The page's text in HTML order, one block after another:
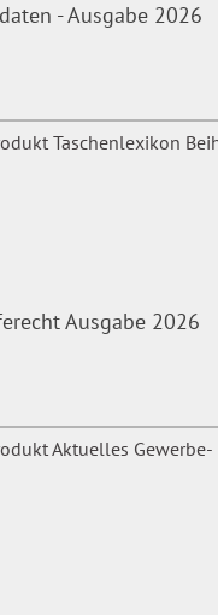
- Ausgabe 2026
Ausgabe 2026